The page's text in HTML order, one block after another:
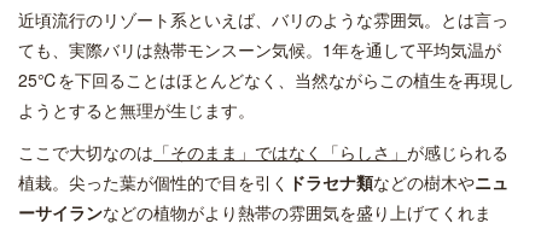
近頃流行のリゾート系といえば、バリのような雰囲気。とは言っ
ても、実際バリは熱帯モンスーン気候。1年を通して平均気温が
25℃を下回ることはほとんどなく、当然ながらこの植生を再現し
ようとすると無理が生じます。
ここで大切なのは 「そのまま」ではなく「らしさ」 が感じられる
植栽。尖った葉が個性的で目を引く ドラセナ類などの樹木やニュ
ーサイランなどの植物がより熱帯の雰囲気を盛り上げてくれま